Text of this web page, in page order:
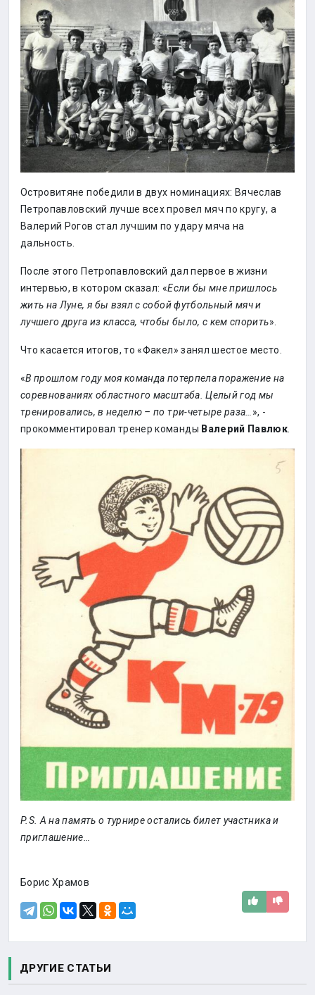
Островитяне победили в двух номинациях: Вячеслав
Петропавловский лучше всех провел мяч по кругу, а
Валерий Рогов стал лучшим по удару мяча на
дальность.
После этого Петропавловский дал первое в жизни
интервью, в котором сказал: «Если бы мне пришлось
жить на Луне, я бы взял с собой футбольный мяч и
лучшего друга из класса, чтобы было, с кем спорить».
Что касается итогов, то «Факел» занял шестое место.
«В прошлом году моя команда потерпела поражение на
соревнованиях областного масштаба. Целый год мы
тренировались, в неделю – по три-четыре раза…», -
прокомментировал тренер команды Валерий Павлюк.
P.S. А на память о турнире остались билет участника и
приглашение…
Борис Храмов
ДРУГИЕ СТАТЬИ